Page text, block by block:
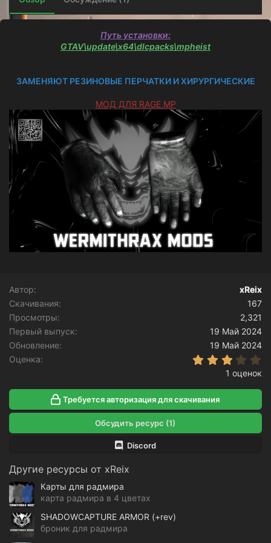
з
а
н
я
Путь установки:
GTAV\update\x64\dlcpacks\mpheist
ЗАМЕНЯЮТ РЕЗИНОВЫЕ ПЕРЧАТКИ И ХИРУРГИЧЕСКИЕ
МОД ДЛЯ RAGE MP
Автор
xReix
Скачивания
167
Просмотры
2,321
Первый выпуск
19 Май 2024
Обновление
19 Май 2024
Оценка
1 оценок
Требуется авторизация для скачивания
Обсудить ресурс (1)
Discord
Другие ресурсы от xReix
Карты для радмира
карта радмира в 4 цветах
SHADOWCAPTURE ARMOR (+rev)
броник для радмира